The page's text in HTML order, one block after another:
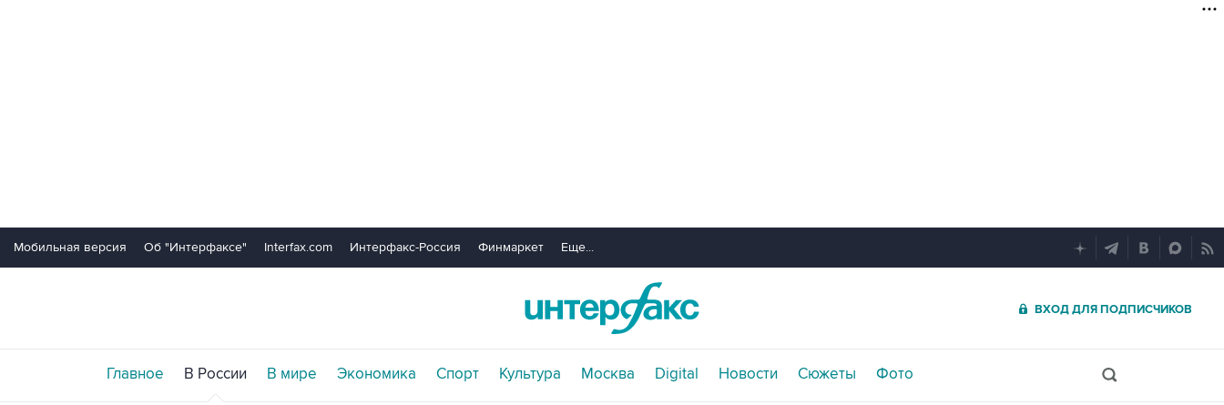
Мобильная версия Об "Интерфаксе" Interfax.com Интерфакс-Россия Финмаркет Еще...
ВХОД ДЛЯ ПОДПИСЧИКОВ
Главное В России В мире Экономика Спорт Культура Москва Digital Новости Сюжеты Фото